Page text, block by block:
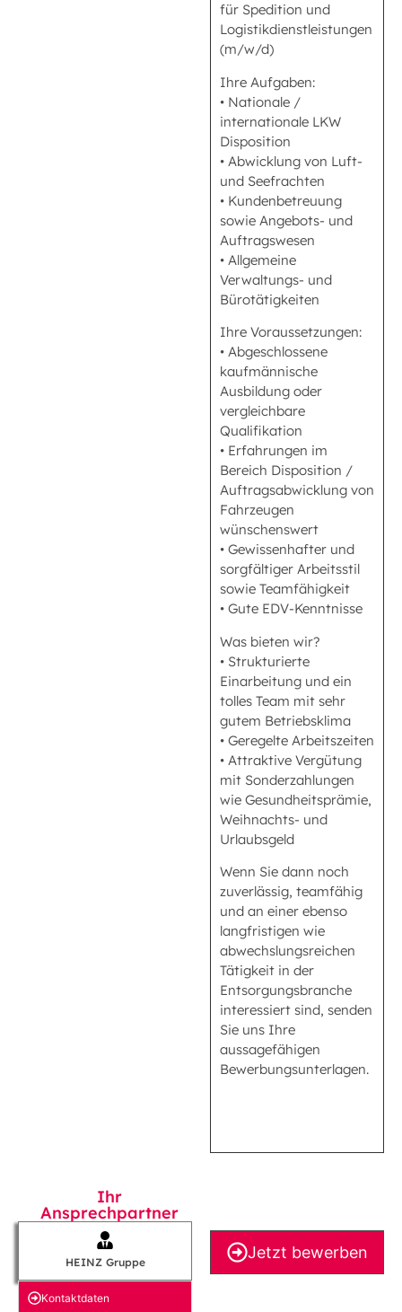
für Spedition und
Logistikdienstleistungen
(m/w/d)
Ihre Aufgaben:
• Nationale /
internationale LKW
Disposition
• Abwicklung von Luft-
und Seefrachten
• Kundenbetreuung
sowie Angebots- und
Auftragswesen
• Allgemeine
Verwaltungs- und
Bürotätigkeiten
Ihre Voraussetzungen:
• Abgeschlossene
kaufmännische
Ausbildung oder
vergleichbare
Qualifikation
• Erfahrungen im
Bereich Disposition /
Auftragsabwicklung von
Fahrzeugen
wünschenswert
• Gewissenhafter und
sorgfältiger Arbeitsstil
sowie Teamfähigkeit
• Gute EDV-Kenntnisse
Was bieten wir?
• Strukturierte
Einarbeitung und ein
tolles Team mit sehr
gutem Betriebsklima
• Geregelte Arbeitszeiten
• Attraktive Vergütung
mit Sonderzahlungen
wie Gesundheitsprämie,
Weihnachts- und
Urlaubsgeld
Wenn Sie dann noch
zuverlässig, teamfähig
und an einer ebenso
langfristigen wie
abwechslungsreichen
Tätigkeit in der
Entsorgungsbranche
interessiert sind, senden
Sie uns Ihre
aussagefähigen
Bewerbungsunterlagen.
Ihr
Ansprechpartner
HEINZ Gruppe
Kontakt­daten
Jetzt bewerben